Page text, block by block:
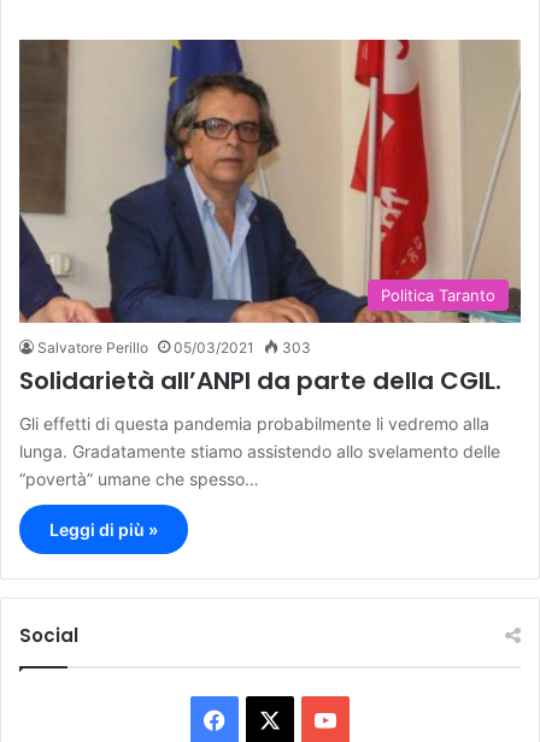
Politica Taranto
Salvatore Perillo 05/03/2021 303
Solidarietà all’ANPI da parte della CGIL.
Gli effetti di questa pandemia probabilmente li vedremo alla
lunga. Gradatamente stiamo assistendo allo svelamento delle
“povertà” umane che spesso…
Leggi di più »
Social